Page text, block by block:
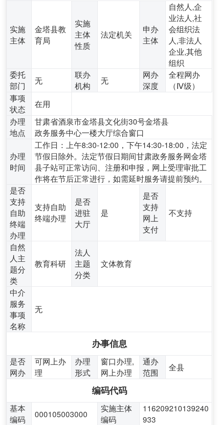
实施
主体
金塔县教
育局
实施
主体
性质
法定机关
申办
主体
自然人,企
业法人,社
会组织法
人,非法人
企业,其他
组织
委托
部门
无
联办
机构
无
网办
深度
全程网办
（Ⅳ级）
事项
状态
在用
办理
地点
甘肃省酒泉市金塔县文化街30号金塔县
政务服务中心一楼大厅综合窗口
办理
时间
工作日：上午8:30-12:00，下午14:30-18:00，法定
节假日除外。法定节假日期间甘肃政务服务网金塔
县子站可正常访问、注册和申报，网上受理审批工
作将在节后正常进行，如需延时服务请提前预约。
是否
支持
自助
终端
办理
支持自助
终端办理
是否
进驻
大厅
是
是否
支持
网上
支付
不支持
自然
人主
题分
类
教育科研
法人
主题
分类
文体教育
中介
服务
事项
名称
无
办事信息
是否
网办
可网上办
理
办理
形式
窗口办理,
网上办理
通办
范围
全县
编码代码
基本
编码
000105003000
实施主体
编码
116209210139240
933